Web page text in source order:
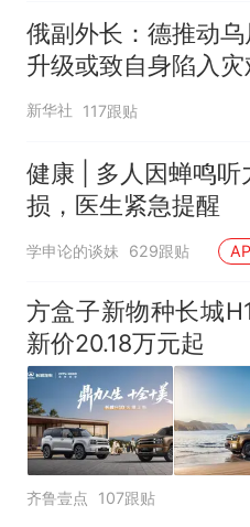
俄副外长：德推动乌
升级或致自身陷入灾
新华社 117跟贴
健康 | 多人因蝉鸣听
损，医生紧急提醒
学申论的谈妹 629跟贴
方盒子新物种长城
新价20.18万元起
齐鲁壹点 107跟贴